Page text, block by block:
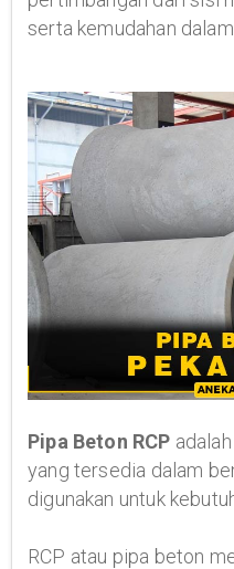
serta kemudahan
Pipa Beton RCP
yang tersedia dalam
digunakan untuk
RCP atau pipa beton